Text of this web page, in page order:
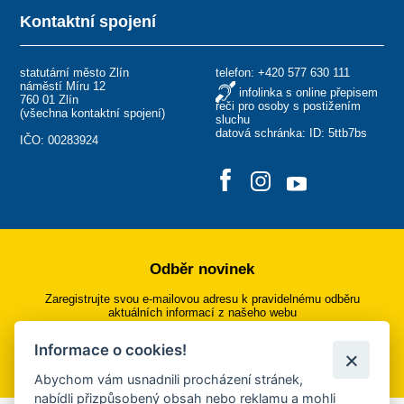
Kontaktní spojení
statutární město Zlín
náměstí Míru 12
760 01 Zlín
(všechna kontaktní spojení)
IČO: 00283924
telefon: +420 577 630 111
infolinka s online přepisem
řeči pro osoby s postižením
sluchu
datová schránka: ID: 5ttb7bs
Odběr novinek
Zaregistrujte svou e-mailovou adresu k pravidelnému odběru
aktuálních informací z našeho webu
Přihlásit se k odběru
Informace o cookies!
Abychom vám usnadnili procházení stránek,
nabídli přizpůsobený obsah nebo reklamu a mohli